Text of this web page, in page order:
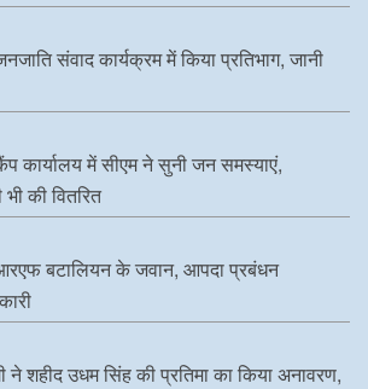
संवाद कार्यक्रम में किया प्रतिभाग, जानी
कार्यालय में सीएम ने सुनी जन समस्याएं,
की वितरित
बटालियन के जवान, आपदा प्रबंधन
ने शहीद उधम सिंह की प्रतिमा का किया अनावरण,